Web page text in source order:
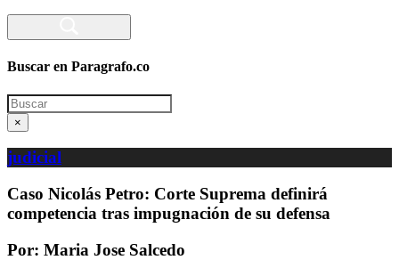
Buscar en Paragrafo.co
Search
×
judicial
Caso Nicolás Petro: Corte Suprema definirá
competencia tras impugnación de su defensa
Por: Maria Jose Salcedo